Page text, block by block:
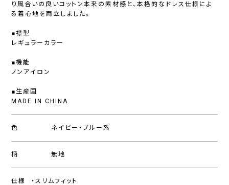
り風合いの良いコットン本来の素材感と、本格的なドレス仕様によ
る着心地を両立しました。
■襟型
レギュラーカラー
■機能
ノンアイロン
■生産国
MADE IN CHINA
色 ネイビー・ブルー系
柄 無地
仕様
・スリムフィット